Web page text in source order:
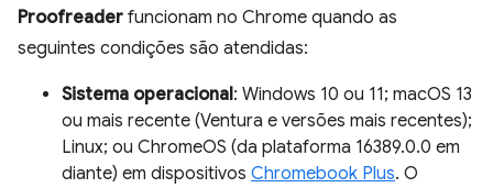
Proofreader funcionam no Chrome quando as
seguintes condições são atendidas:
Sistema operacional: Windows 10 ou 11; macOS 13
ou mais recente (Ventura e versões mais recentes);
Linux; ou ChromeOS (da plataforma 16389.0.0 em
diante) em dispositivos Chromebook Plus. O